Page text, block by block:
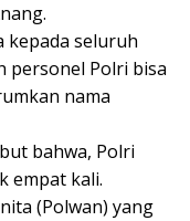
kepada seluruh
personel Polri bisa
nama
bahwa, Polri
empat kali.
(Polwan) yang